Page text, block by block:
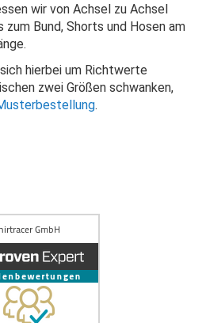
wir von Achsel zu Achsel
Bund, Shorts und Hosen am
hierbei um Richtwerte
zwei Größen schwanken,
.